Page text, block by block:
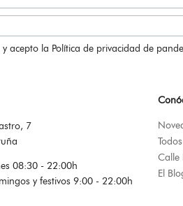
y acepto la Política de privacidad de
7
08:30 - 22:00h
y festivos 9:00 - 22:00h
Calle
El